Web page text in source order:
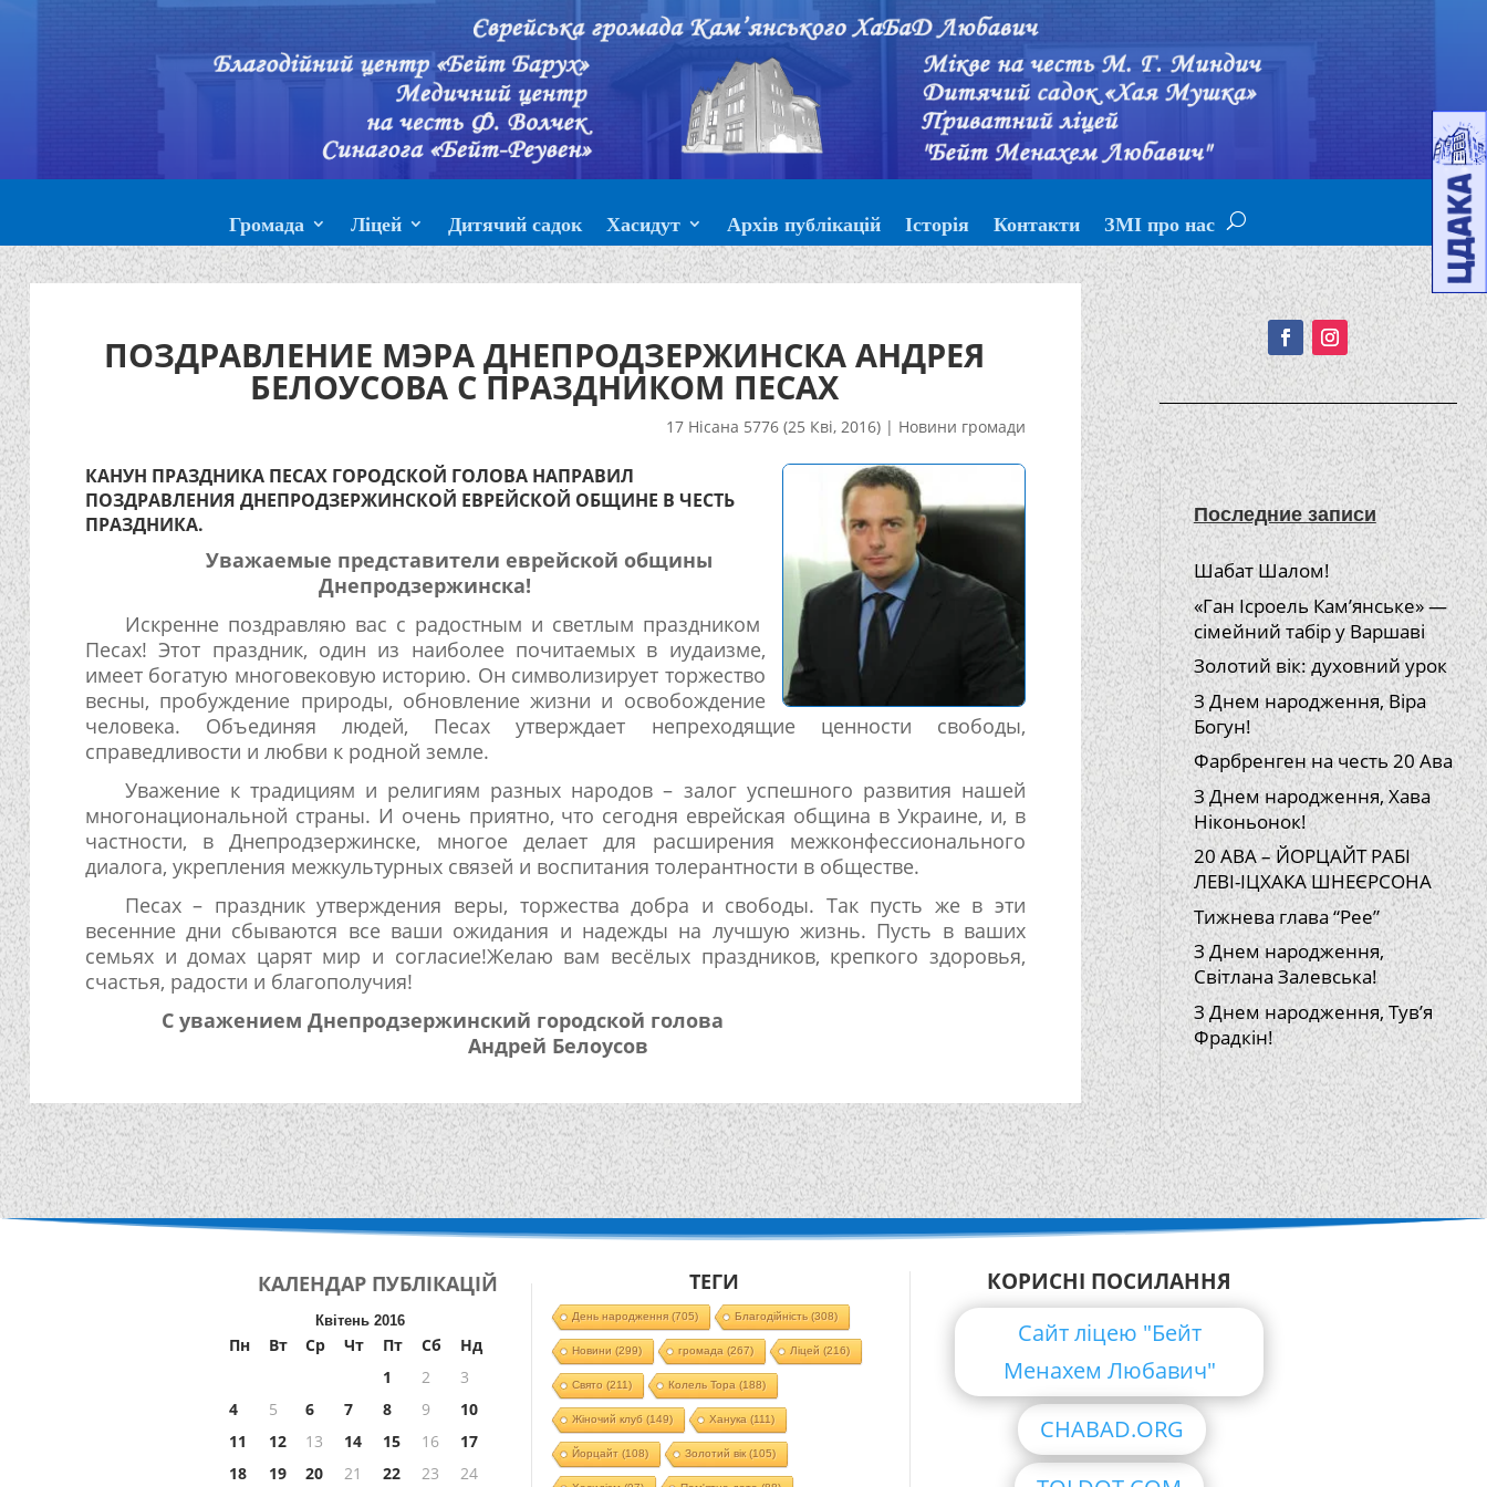
Громада Ліцей Дитячий садок Хасидут Архів публікацій Історія Контакти ЗМІ про нас
ПОЗДРАВЛЕНИЕ МЭРА ДНЕПРОДЗЕРЖИНСКА АНДРЕЯ
БЕЛОУСОВА С ПРАЗДНИКОМ ПЕСАХ
17 Нісана 5776 (25 Кві, 2016)| Новини громади
КАНУН ПРАЗДНИКА ПЕСАХ ГОРОДСКОЙ ГОЛОВА НАПРАВИЛ
ПОЗДРАВЛЕНИЯ ДНЕПРОДЗЕРЖИНСКОЙ ЕВРЕЙСКОЙ ОБЩИНЕ В ЧЕСТЬ
ПРАЗДНИКА.
Уважаемые представители еврейской общины
Днепродзержинска!
Искренне поздравляю вас с радостным и светлым праздником
Песах! Этот праздник, один из наиболее почитаемых в иудаизме,
имеет богатую многовековую историю. Он символизирует торжество
весны, пробуждение природы, обновление жизни и освобождение
человека. Объединяя людей, Песах утверждает непреходящие ценности свободы,
справедливости и любви к родной земле.
Уважение к традициям и религиям разных народов – залог успешного развития нашей
многонациональной страны. И очень приятно, что сегодня еврейская община в Украине, и, в
частности, в Днепродзержинске, многое делает для расширения межконфессионального
диалога, укрепления межкультурных связей и воспитания толерантности в обществе.
Песах – праздник утверждения веры, торжества добра и свободы. Так пусть же в эти
весенние дни сбываются все ваши ожидания и надежды на лучшую жизнь. Пусть в ваших
семьях и домах царят мир и согласие!Желаю вам весёлых праздников, крепкого здоровья,
счастья, радости и благополучия!
С уважением Днепродзержинский городской голова
Андрей Белоусов
Подписывайтесь!
Последние записи
Шабат Шалом!
«Ган Ісроель Кам’янське» —
сімейний табір у Варшаві
Золотий вік: духовний урок
З Днем народження, Віра
Богун!
Фарбренген на честь 20 Ава
З Днем народження, Хава
Ніконьонок!
20 АВА – ЙОРЦАЙТ РАБІ
ЛЕВІ-ІЦХАКА ШНЕЄРСОНА
Тижнева глава “Рее”
З Днем народження,
Світлана Залевська!
З Днем народження, Тув’я
Фрадкін!
КАЛЕНДАР ПУБЛІКАЦІЙ
Квітень 2016
Пн Вт Ср Чт Пт Сб
Нд
1
2
3
4
5 6 7 8 9
10
11
12 13 14 15 16
17
18
19 20 21 22 23 24
ТЕГИ
День народження(705) Благодійність (308)
Новини (299) громада (267) Ліцей (216)
Свято (211) Колель Тора (188)
Жіночий клуб (149) Ханука (111)
Йорцайт (108) Золотий вік(105)
КОРИСНІ ПОСИЛАННЯ
Сайт ліцею "Бейт
Менахем Любавич"
CHABAD.ORG